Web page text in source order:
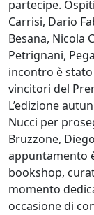
partecipe.
Carrisi, Dario
Besana, Nicola
Petrignani,
incontro è
vincitori del
L’edizione
Nucci per
Bruzzone,
appuntamento
bookshop,
momento
occasione di